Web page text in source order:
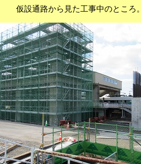
仮設通路から見た工事中のところ。